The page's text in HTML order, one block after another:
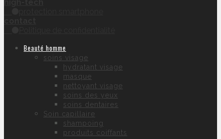
Beauté homme
soins visage
hydratant visage
masque
nettoyant visage
soins des yeux
soins dentaires
Soin capillaire
shampoing
produits coiffants